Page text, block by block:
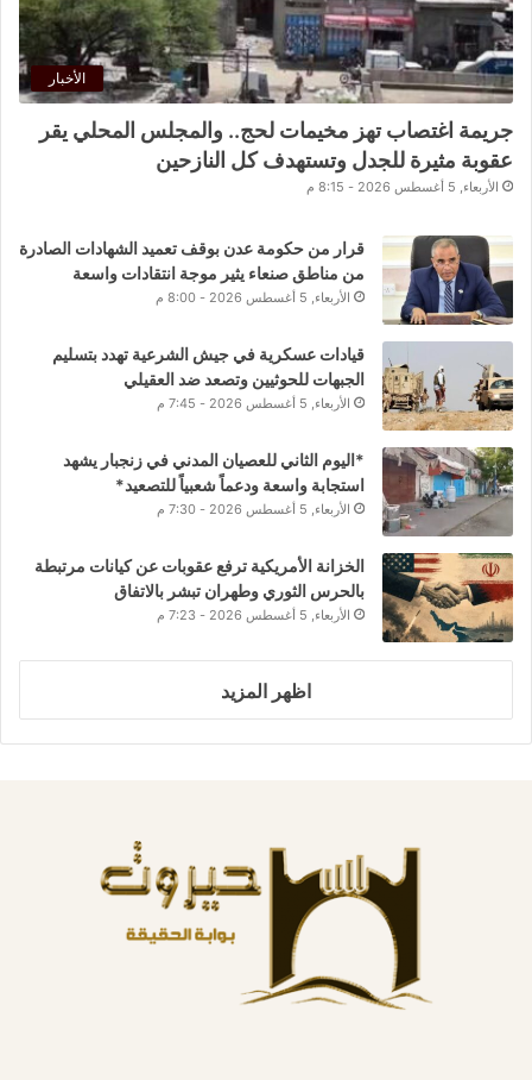
الأخبار
جريمة اغتصاب تهز مخيمات لحج.. والمجلس المحلي يقر
عقوبة مثيرة للجدل وتستهدف كل النازحين
الأربعاء, 5 أغسطس 2026 - 8:15 م
قرار من حكومة عدن بوقف تعميد الشهادات الصادرة
من مناطق صنعاء يثير موجة انتقادات واسعة
الأربعاء, 5 أغسطس 2026 - 8:00 م
قيادات عسكرية في جيش الشرعية تهدد بتسليم
الجبهات للحوثيين وتصعد ضد العقيلي
الأربعاء, 5 أغسطس 2026 - 7:45 م
*اليوم الثاني للعصيان المدني في زنجبار يشهد
استجابة واسعة ودعماً شعبياً للتصعيد*
الأربعاء, 5 أغسطس 2026 - 7:30 م
الخزانة الأمريكية ترفع عقوبات عن كيانات مرتبطة
بالحرس الثوري وطهران تبشر بالاتفاق
الأربعاء, 5 أغسطس 2026 - 7:23 م
اظهر المزيد